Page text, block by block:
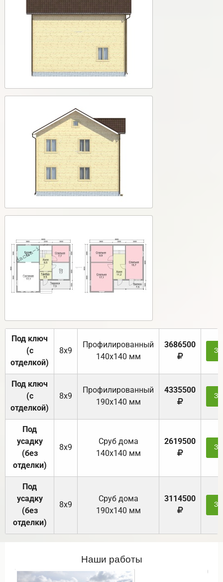
Под ключ
(с
отделкой)
8х9
Профилированный
140х140 мм
3686500
Под ключ
(с
отделкой)
8х9
Профилированный
190х140 мм
4335500
Под
усадку
(без
отделки)
8х9
Cруб дома
140х140 мм
2619500
Под
усадку
(без
отделки)
8х9
Cруб дома
190х140 мм
3114500
Наши работы